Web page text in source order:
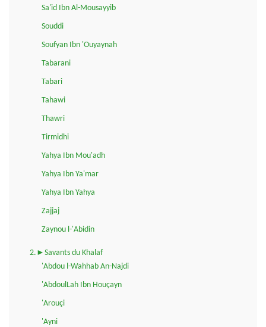
Sa'id Ibn Al-Mousayyib
Souddi
Soufyan Ibn 'Ouyaynah
Tabarani
Tabari
Tahawi
Thawri
Tirmidhi
Yahya Ibn Mou'adh
Yahya Ibn Ya'mar
Yahya Ibn Yahya
Zajjaj
Zaynou l-'Abidin
2.►Savants du Khalaf
'Abdou l-Wahhab An-Najdi
'AbdoulLah Ibn Houçayn
'Arouçi
'Ayni